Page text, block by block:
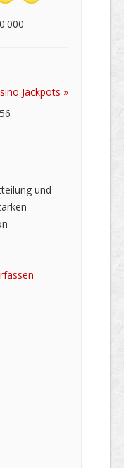
Jackpots »
und